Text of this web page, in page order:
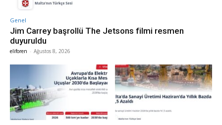
Genel
Jim Carrey başrollü The Jetsons filmi resmen
duyuruldu
eliforen - Ağustos 8, 2026